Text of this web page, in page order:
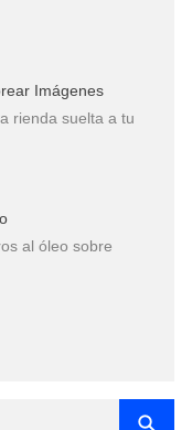
Imágenes
rienda suelta a tu
al óleo sobre